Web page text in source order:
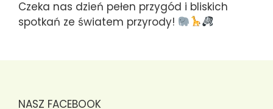
Czeka nas dzień pełen przygód i bliskich
spotkań ze światem przyrody!
NASZ FACEBOOK